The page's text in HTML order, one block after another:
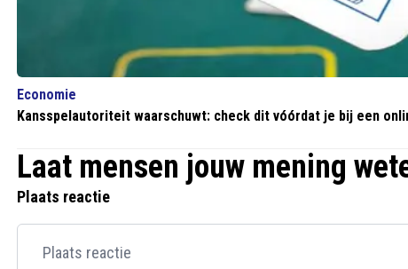
Economie
Kansspelautoriteit waarschuwt: check dit vóórdat je bij een
Laat mensen jouw mening
Plaats reactie